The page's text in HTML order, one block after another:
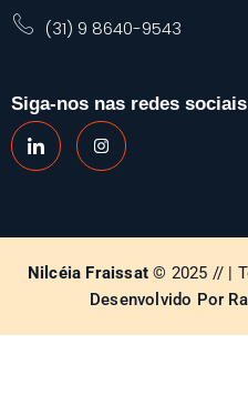
(31) 9 8640-9543
Siga-nos nas redes sociais
Nilcéia Fraissat © 2025 // |
Desenvolvido Por